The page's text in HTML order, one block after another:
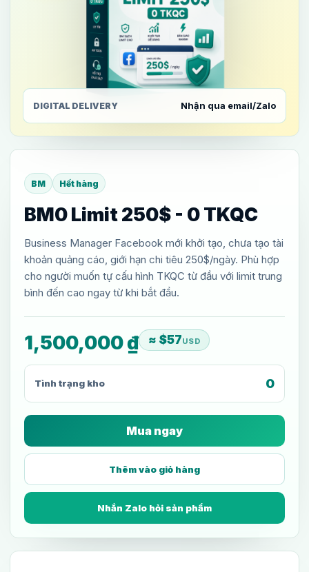
DIGITAL DELIVERY Nhận qua email/Zalo
BM Hết hàng
BM0 Limit 250$ - 0 TKQC
Business Manager Facebook mới khởi tạo, chưa tạo tài
khoản quảng cáo, giới hạn chi tiêu 250$/ngày. Phù hợp
cho người muốn tự cấu hình TKQC từ đầu với limit trung
bình đến cao ngay từ khi bắt đầu.
1,500,000₫ ≈ $57USD
Tình trạng kho 0
Mua ngay
Thêm vào giỏ hàng
Nhắn Zalo hỏi sản phẩm